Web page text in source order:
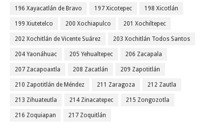
196 Xayacatlán de Bravo 197 Xicotepec 198 Xicotlán
199 Xiutetelco 200 Xochiapulco 201 Xochiltepec
202 Xochitlán de Vicente Suárez 203 Xochitlán Todos Santos
204 Yaonáhuac 205 Yehualtepec 206 Zacapala
207 Zacapoaxtla 208 Zacatlán 209 Zapotitlán
210 Zapotitlán de Méndez 211 Zaragoza 212 Zautla
213 Zihuateutla 214 Zinacatepec 215 Zongozotla
216 Zoquiapan 217 Zoquitlán